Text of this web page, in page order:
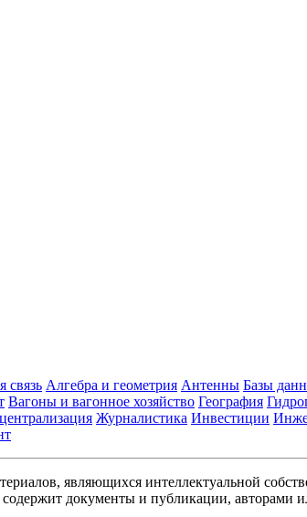
связь Алгебра и геометрия Антенны Базы
Вагоны и вагонное хозяйство География
Журналистика Инвестиции
являющихся интеллектуальной
документы и публикации, авторами